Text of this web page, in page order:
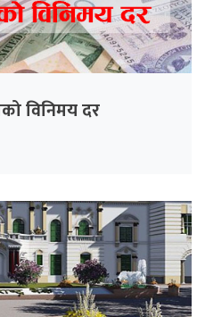
विनिमय दर